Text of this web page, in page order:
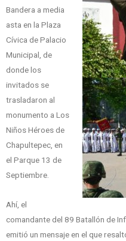
Bandera a media
asta en la Plaza
Cívica de Palacio
Municipal, de
donde los
invitados se
trasladaron al
monumento a Los
Niños Héroes de
Chapultepec, en
el Parque 13 de
Septiembre.
Ahí, el
comandante del 89 Batallón de
emitió un mensaje en el que